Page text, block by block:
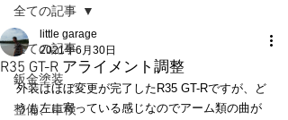
全ての記事
鈑金塗装
整備、車検
全ての記事
R35 GT-R アライメント調整
little garage
2021年6月30日
外装はほぼ変更が完了したR35 GT-Rですが、ど
うも左に寄っている感じなのでアーム類の曲が